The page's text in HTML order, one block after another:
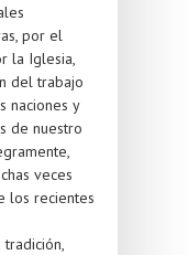
por el
la Iglesia,
del trabajo
naciones y
de nuestro
veces
los recientes